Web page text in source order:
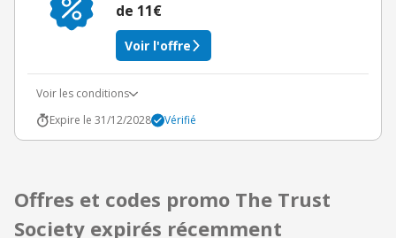
de 11€
Voir l'offre
Voir les conditions
Expire le 31/12/2028
Vérifié
Offres et codes promo The Trust
Society expirés récemment